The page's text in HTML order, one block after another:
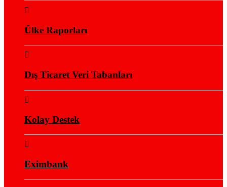
Ülke Raporları
Dış Ticaret Veri Tabanları
Kolay Destek
Eximbank